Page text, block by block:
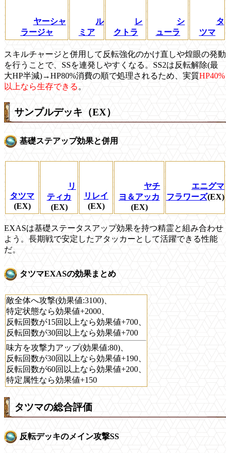
ヤーシャ
ラージャ
ル
ミア
レ
クトラ
シ
ューラ
タ
ツマ
スキルチャージと併用して反転強化のかけ直しや煌眼の発動
を行うことで、SSを連発しやすくなる。SS2は反転解除(最
大HP半減)→HP80%消費の順で処理されるため、実質HP40%
以上なら生存できる 。
サンプルデッキ（EX）
基礎ステアップ効果と併用
タツマ
(EX)
リ
ティカ
(EX)
リレイ
(EX)
ヤチ
ヨ＆アッカ
(EX)
エニグマ
フラワーズ(EX)
EXASは基礎ステータスアップ効果を持つ精霊と組み合わせ
よう。長期戦で安定したアタッカーとして活躍できる性能
だ。
タツマEXASの効果まとめ
敵全体へ攻撃(効果値:3100)、
特定状態なら効果値+2000、
反転回数が15回以上なら効果値+700、
反転回数が30回以上なら効果値+700
味方を攻撃力アップ(効果値:80)、
反転回数が30回以上なら効果値+190、
反転回数が60回以上なら効果値+200、
特定属性なら効果値+150
タツマの総合評価
反転デッキのメイン攻撃SS